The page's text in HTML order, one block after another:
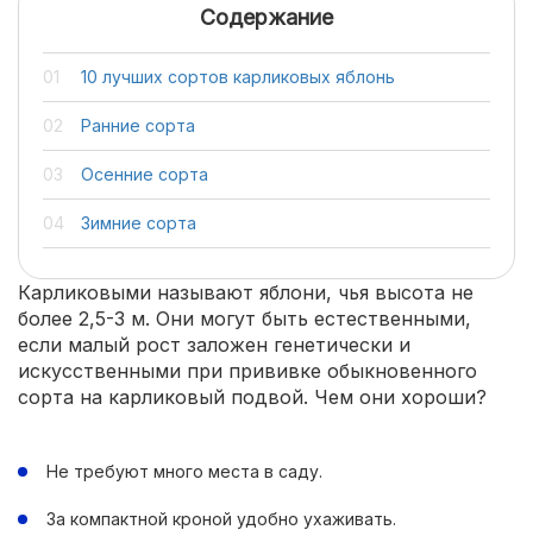
Содержание
10 лучших сортов карликовых яблонь
Ранние сорта
Осенние сорта
Зимние сорта
Карликовыми называют яблони, чья высота не
более 2,5-3 м. Они могут быть естественными,
если малый рост заложен генетически и
искусственными при прививке обыкновенного
сорта на карликовый подвой. Чем они хороши?
Не требуют много места в саду.
За компактной кроной удобно ухаживать.